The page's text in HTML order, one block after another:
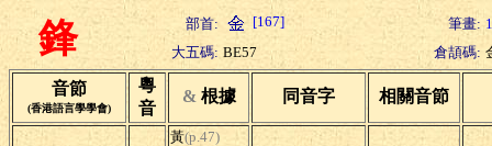
鋒 部首: [167] 筆畫:
大五碼: BE57 倉頡碼:
音節
(香港語言學學會)
粵
音
& 根據 同音字 相關音節
黃(p.47)